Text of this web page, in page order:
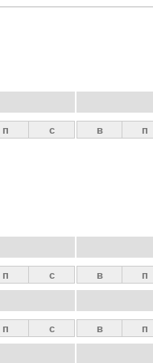
п с в п
п с в п
п с в п